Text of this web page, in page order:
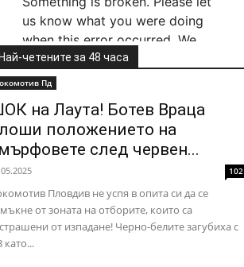
четените за 48 часа
Пд
на Лаута! Ботев Враца
положението на
след червен...
102
Пловдив не успя в опита си да се
от зоната на отборите, които са
от изпадане! Черно-белите загубиха с
като...